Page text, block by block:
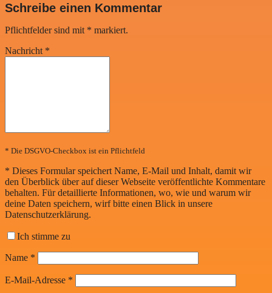
Schreibe einen Kommentar
Pflichtfelder sind mit * markiert.
Nachricht *
* Die DSGVO-Checkbox ist ein Pflichtfeld
* Dieses Formular speichert Name, E-Mail und Inhalt, damit wir
den Überblick über auf dieser Webseite veröffentlichte Kommentare
behalten. Für detaillierte Informationen, wo, wie und warum wir
deine Daten speichern, wirf bitte einen Blick in unsere
Datenschutzerklärung.
Ich stimme zu
Name *
E-Mail-Adresse *